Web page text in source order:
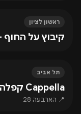
ראשון לציון
קיבוץ על החוף
תל אביב
Cappella קפלה תל אביב
📍 הארבעה 28